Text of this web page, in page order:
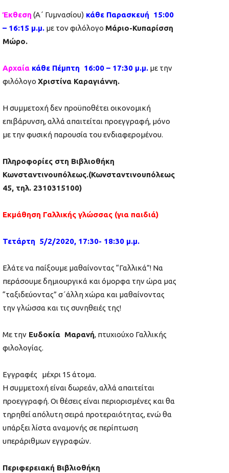
Έκθεση (Α΄ Γυμνασίου) κάθε Παρασκευή 15:00
– 16:15 μ.μ. με τον φιλόλογο Μάριο-Κυπαρίσση
Μώρο.
Αρχαία κάθε Πέμπτη 16:00 – 17:30 μ.μ. με την
φιλόλογο Χριστίνα Καραγιάννη.
Η συμμετοχή δεν προϋποθέτει οικονομική
επιβάρυνση, αλλά απαιτείται προεγγραφή, μόνο
με την φυσική παρουσία του ενδιαφερομένου.
Πληροφορίες στη Βιβλιοθήκη
Κωνσταντινουπόλεως.(Κωνσταντινουπόλεως
45, τηλ. 2310315100)
Εκμάθηση Γαλλικής γλώσσας (για παιδιά)
Τετάρτη 5/2/2020, 17:30- 18:30 μ.μ.
Ελάτε να παίξουμε μαθαίνοντας “Γαλλικά”! Να
περάσουμε δημιουργικά και όμορφα την ώρα μας
“ταξιδεύοντας” σ´άλλη χώρα και μαθαίνοντας
την γλώσσα και τις συνηθειές της!
Με την Ευδοκία Μαρανή, πτυχιούχο Γαλλικής
φιλολογίας.
Εγγραφές μέχρι 15 άτομα.
Η συμμετοχή είναι δωρεάν, αλλά απαιτείται
προεγγραφή. Οι θέσεις είναι περιορισμένες και θα
τηρηθεί απόλυτη σειρά προτεραιότητας, ενώ θα
υπάρξει λίστα αναμονής σε περίπτωση
υπεράριθμων εγγραφών.
Περιφερειακή Βιβλιοθήκη